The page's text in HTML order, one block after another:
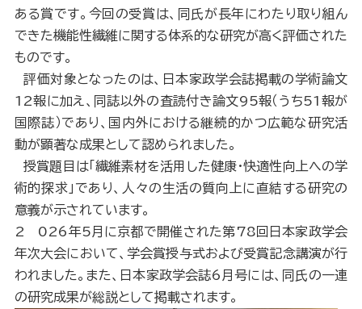
ある賞です。今回の受賞は、同氏が長年にわたり取り組ん
できた機能性繊維に関する体系的な研究が高く評価された
ものです。
評価対象となったのは、日本家政学会誌掲載の学術論文
12報に加え、同誌以外の査読付き論文95報（うち51報が
国際誌）であり、国内外における継続的かつ広範な研究活
動が顕著な成果として認められました。
授賞題目は「繊維素材を活用した健康・快適性向上への学
術的探求」であり、人々の生活の質向上に直結する研究の
意義が示されています。
2 026年5月に京都で開催された第78回日本家政学会
年次大会において、学会賞授与式および受賞記念講演が行
われました。また、日本家政学会誌6月号には、同氏の一連
の研究成果が総説として掲載されます。